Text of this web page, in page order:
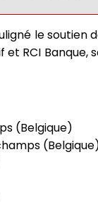
le soutien
et RCI
(Belgique)